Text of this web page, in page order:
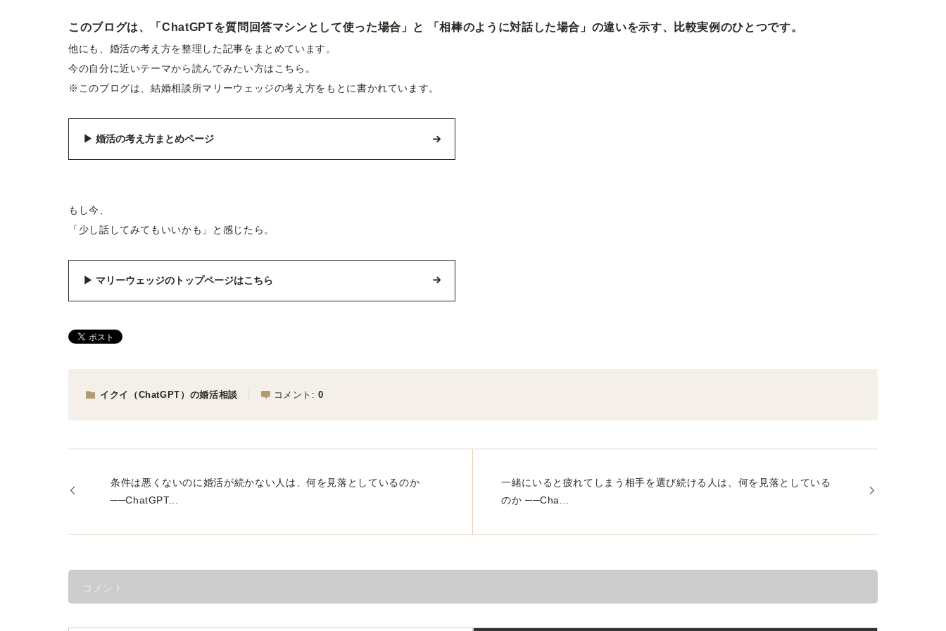
このブログは、「ChatGPTを質問回答マシンとして使った場合」と 「相棒のように対話した場合」の違いを示す、比較実例のひとつです。
他にも、婚活の考え方を整理した記事をまとめています。
今の自分に近いテーマから読んでみたい方はこちら。
※このブログは、結婚相談所マリーウェッジの考え方をもとに書かれています。
▶ 婚活の考え方まとめページ
もし今、
「少し話してみてもいいかも」と感じたら。
▶︎ マリーウェッジのトップページはこちら
イクイ（ChatGPT）の婚活相談 コメント:0
条件は悪くないのに婚活が続かない人は、何を見落としているのか
──ChatGPT...
一緒にいると疲れてしまう相手を選び続ける人は、何を見落としている
のか ──Cha...
コメント